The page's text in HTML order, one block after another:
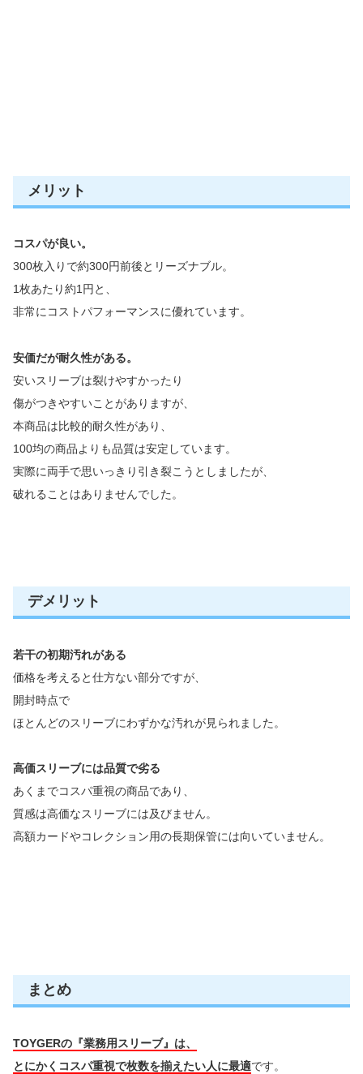
メリット
コスパが良い。
300枚入りで約300円前後とリーズナブル。
1枚あたり約1円と、
非常にコストパフォーマンスに優れています。
安価だが耐久性がある。
安いスリーブは裂けやすかったり
傷がつきやすいことがありますが、
本商品は比較的耐久性があり、
100均の商品よりも品質は安定しています。
実際に両手で思いっきり引き裂こうとしましたが、
破れることはありませんでした。
デメリット
若干の初期汚れがある
価格を考えると仕方ない部分ですが、
開封時点で
ほとんどのスリーブにわずかな汚れが見られました。
高価スリーブには品質で劣る
あくまでコスパ重視の商品であり、
質感は高価なスリーブには及びません。
高額カードやコレクション用の長期保管には向いていません。
まとめ
TOYGERの『業務用スリーブ』は、
とにかくコスパ重視で枚数を揃えたい人に最適です。